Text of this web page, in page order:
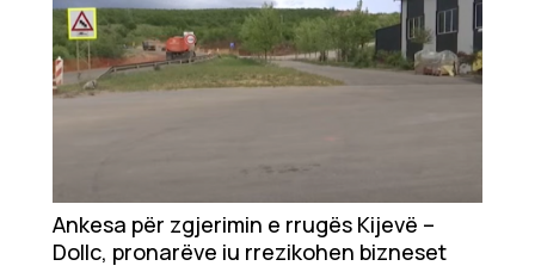
Art Jete
Kulturë
Ekonomi
Teknologji
Ankesa për zgjerimin e rrugës Kijevë –
Dollc, pronarëve iu rrezikohen bizneset